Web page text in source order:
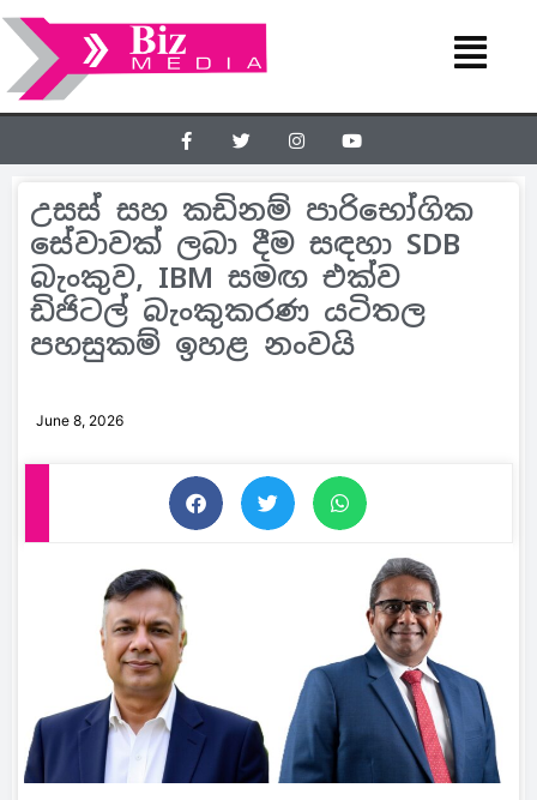
උසස් සහ කඩිනම් පාරිභෝගික
සේවාවක් ලබා දීම සඳහා SDB
බැංකුව, IBM සමඟ එක්ව
ඩිජිටල් බැංකුකරණ යටිතල
පහසුකම් ඉහළ නංවයි
June 8, 2026